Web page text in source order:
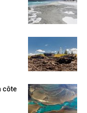
côte